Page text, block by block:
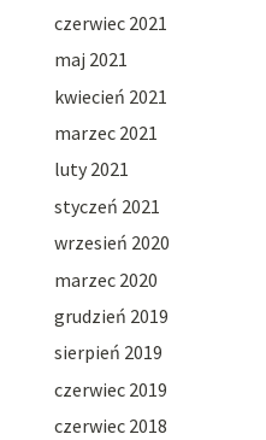
czerwiec 2021
maj 2021
kwiecień 2021
marzec 2021
luty 2021
styczeń 2021
wrzesień 2020
marzec 2020
grudzień 2019
sierpień 2019
czerwiec 2019
czerwiec 2018